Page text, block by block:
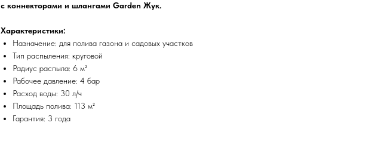
с коннекторами и шлангами Garden Жук.
Характеристики:
Назначение: для полива газона и садовых участков
Тип распыления: круговой
Радиус распыла: 6 м²
Рабочее давление: 4 бар
Расход воды: 30 л/ч
Площадь полива: 113 м²
Гарантия: 3 года